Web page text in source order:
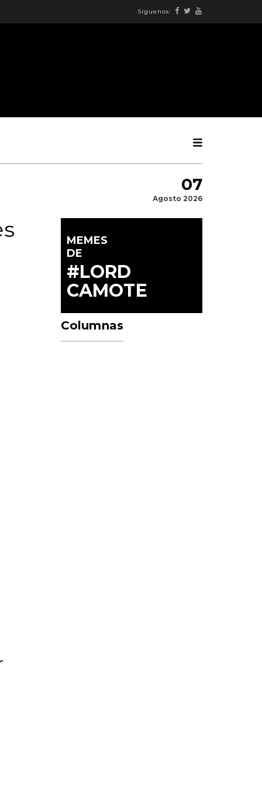
Síguenos:
07
Agosto 2026
MEMES
DE
#LORD
CAMOTE
Columnas